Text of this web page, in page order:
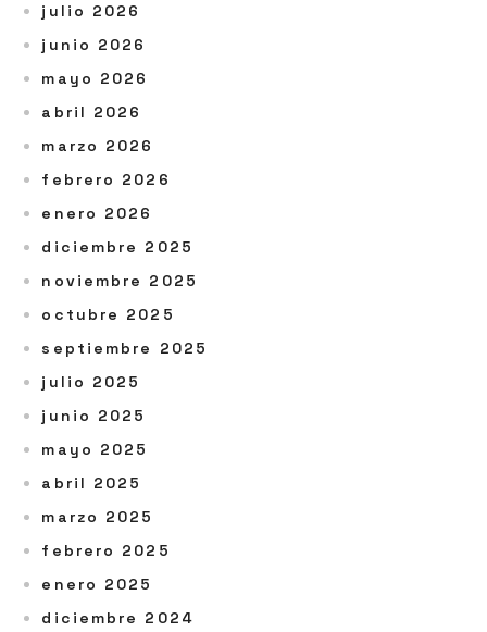
julio 2026
junio 2026
mayo 2026
abril 2026
marzo 2026
febrero 2026
enero 2026
diciembre 2025
noviembre 2025
octubre 2025
septiembre 2025
julio 2025
junio 2025
mayo 2025
abril 2025
marzo 2025
febrero 2025
enero 2025
diciembre 2024